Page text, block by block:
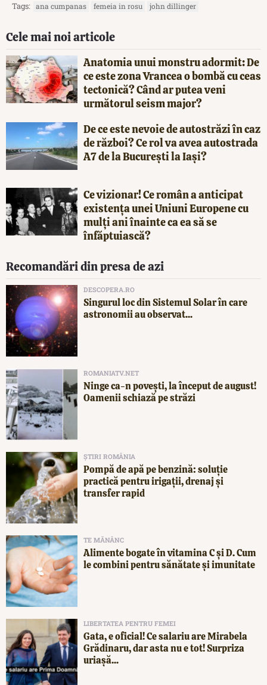
Tags: ana cumpanas femeia in rosu john dillinger
Cele mai noi articole
Anatomia unui monstru adormit: De
ce este zona Vrancea o bombă cu ceas
tectonică? Când ar putea veni
următorul seism major?
De ce este nevoie de autostrăzi în caz
de război? Ce rol va avea autostrada
A7 de la București la Iași?
Ce vizionar! Ce român a anticipat
existența unei Uniuni Europene cu
mulți ani înainte ca ea să se
înfăptuiască?
Recomandări din presa de azi
DESCOPERA.RO
Singurul loc din Sistemul Solar în care
astronomii au observat...
ROMANIATV.NET
Ninge ca-n povești, la început de august!
Oamenii schiază pe străzi
ȘTIRI ROMÂNIA
Pompă de apă pe benzină: soluție
practică pentru irigații, drenaj și
transfer rapid
TE MĂNÂNC
Alimente bogate în vitamina C și D. Cum
le combini pentru sănătate și imunitate
LIBERTATEA PENTRU FEMEI
Gata, e oficial! Ce salariu are Mirabela
Grădinaru, dar asta nu e tot! Surpriza
uriașă...